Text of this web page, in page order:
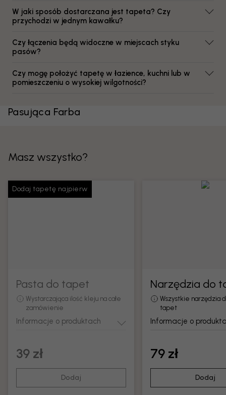
W jaki sposób dostarczana jest tapeta? Czy
przychodzi w jednym kawałku?
Czy łączenia będą widoczne w miejscach styku
pasów?
Czy mogę położyć tapetę w łazience, kuchni lub w
pomieszczeniu o wysokiej wilgotności?
Pasująca Farba
Masz wszystko?
Dodaj tapetę najpierw
Pasta do tapet
Wystarczająca ilość kleju na całe
zamówienie
Informacje o produktach
39 zł
Dodaj
Narzędzia do
Wszystkie narzędzia
tapet
Informacje o
79 zł
Dodaj